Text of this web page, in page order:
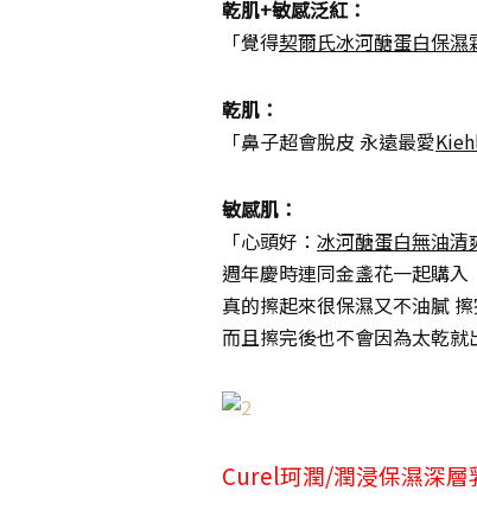
乾肌+敏感泛紅：
「覺得契爾氏冰河醣蛋白保濕
乾肌：
「鼻子超會脫皮 永遠最愛
敏感肌：
「心頭好： 冰河醣蛋白無油清
週年慶時連同金盞花一起購入
真的擦起來很保濕又不油膩
而且擦完後也不會因為太乾就
Curel珂潤/潤浸保濕深層